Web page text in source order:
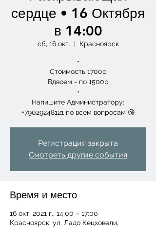
сердце • 16 Октября
в 14:00
сб, 16 окт.
  |
Красноярск
•
Стоимость 1700р
Вдвоем - по 1500р
•
Напишите Администратору:
+79029248121 по всем вопросам 😘
Регистрация закрыта
Смотреть другие события
Время и место
16 окт. 2021 г., 14:00 – 17:00
Красноярск, ул. Ладо Кецховели,